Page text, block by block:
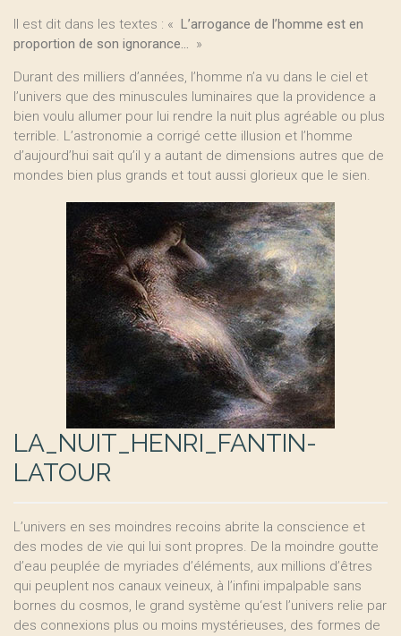
Il est dit dans les textes : « L’arrogance de l’homme est en
proportion de son ignorance... »
Durant des milliers d’années, l’homme n’a vu dans le ciel et
l’univers que des minuscules luminaires que la providence a
bien voulu allumer pour lui rendre la nuit plus agréable ou plus
terrible. L’astronomie a corrigé cette illusion et l’homme
d’aujourd’hui sait qu’il y a autant de dimensions autres que de
mondes bien plus grands et tout aussi glorieux que le sien.
LA_NUIT_HENRI_FANTIN-
LATOUR
L’univers en ses moindres recoins abrite la conscience et
des modes de vie qui lui sont propres. De la moindre goutte
d’eau peuplée de myriades d’éléments, aux millions d’êtres
qui peuplent nos canaux veineux, à l’infini impalpable sans
bornes du cosmos, le grand système qu‘est l’univers relie par
des connexions plus ou moins mystérieuses, des formes de